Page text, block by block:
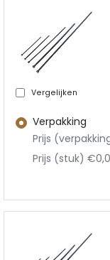
Vergelijken
Verpakking
Prijs
Prijs (stuk)